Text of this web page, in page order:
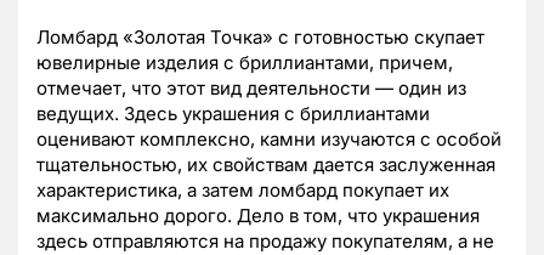
Ломбард «Золотая Точка» с готовностью скупает
ювелирные изделия с бриллиантами, причем,
отмечает, что этот вид деятельности — один из
ведущих. Здесь украшения с бриллиантами
оценивают комплексно, камни изучаются с особой
тщательностью, их свойствам дается заслуженная
характеристика, а затем ломбард покупает их
максимально дорого. Дело в том, что украшения
здесь отправляются на продажу покупателям, а не